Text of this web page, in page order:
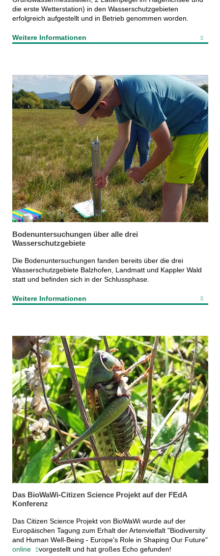
die erste Wetterstation) in den Wasserschutzgebieten
erfolgreich aufgestellt und in Betrieb genommen worden.
Weitere Informationen
Bodenuntersuchungen über alle drei
Wasserschutzgebiete
Die Bodenuntersuchungen fanden bereits über die drei
Wasserschutzgebiete Balzhofen, Landmatt und Kappler Wald
statt und befinden sich in der Schlussphase.
Weitere Informationen
Das BioWaWi-Citizen Science Projekt auf der FEdA
Konferenz
Das Citizen Science Projekt von BioWaWi wurde auf der
Europäischen Tagung zum Erhalt der Artenvielfalt "Biodiversity
and Human Well-Being - Europe's Role in Shaping Our Future"
online
vorgestellt und hat großes Echo gefunden!